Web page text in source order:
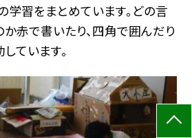
学習をまとめています。どの言
赤で書いたり、四角で囲んだり
ています。